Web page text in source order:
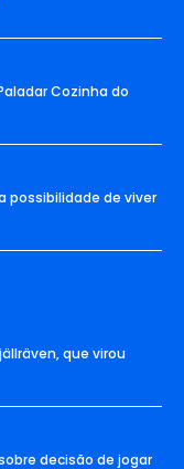
Cozinha do
possibilidade de viver
que virou
decisão de jogar